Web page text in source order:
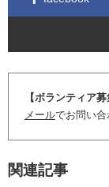
【ボランティア募
メールでお問い合
関連記事